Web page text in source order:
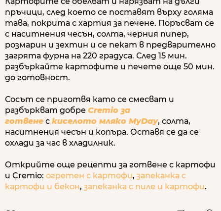
пръчици, след което се поставят върху голяма
тава, покрита с хартия за печене. Поръсват се
с наситнения чесън, солта, черния пипер,
розмарин и зехтин и се пекат в предварително
загрята фурна на 220 градуса. След 15 мин.
разбъркайте картофите и печете още 50 мин.
до готовност.
Сосът се приготвя като се смесват и
разбъркват добре Cremio за
готвене с киселото мляко MyDay, солта,
наситнения чесън и копъра. Оставя се да се
охлади за час в хладилник.
Открийте още рецепти за готвене с картофи
и Cremio: огретен с картофи, запеканка с
картофи и бекон, запеканка с пиле и картофи.